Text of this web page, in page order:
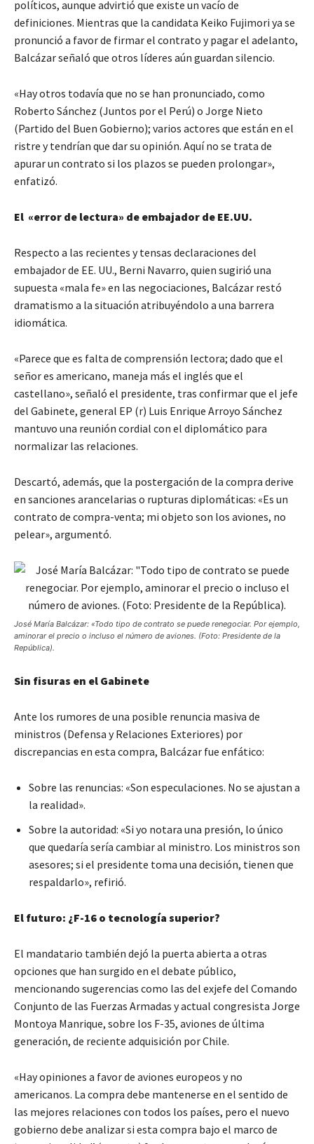
políticos, aunque advirtió que existe un vacío de
definiciones. Mientras que la candidata Keiko Fujimori ya se
pronunció a favor de firmar el contrato y pagar el adelanto,
Balcázar señaló que otros líderes aún guardan silencio.
«Hay otros todavía que no se han pronunciado, como
Roberto Sánchez (Juntos por el Perú) o Jorge Nieto
(Partido del Buen Gobierno); varios actores que están en el
ristre y tendrían que dar su opinión. Aquí no se trata de
apurar un contrato si los plazos se pueden prolongar»,
enfatizó.
El «error de lectura» de embajador de EE.UU.
Respecto a las recientes y tensas declaraciones del
embajador de EE. UU., Berni Navarro, quien sugirió una
supuesta «mala fe» en las negociaciones, Balcázar restó
dramatismo a la situación atribuyéndolo a una barrera
idiomática.
«Parece que es falta de comprensión lectora; dado que el
señor es americano, maneja más el inglés que el
castellano», señaló el presidente, tras confirmar que el jefe
del Gabinete, general EP (r) Luis Enrique Arroyo Sánchez
mantuvo una reunión cordial con el diplomático para
normalizar las relaciones.
Descartó, además, que la postergación de la compra derive
en sanciones arancelarias o rupturas diplomáticas: «Es un
contrato de compra-venta; mi objeto son los aviones, no
pelear», argumentó.
José María Balcázar: «Todo tipo de contrato se puede renegociar. Por ejemplo,
aminorar el precio o incluso el número de aviones. (Foto: Presidente de la
República).
Sin fisuras en el Gabinete
Ante los rumores de una posible renuncia masiva de
ministros (Defensa y Relaciones Exteriores) por
discrepancias en esta compra, Balcázar fue enfático:
Sobre las renuncias: «Son especulaciones. No se ajustan a
la realidad».
Sobre la autoridad: «Si yo notara una presión, lo único
que quedaría sería cambiar al ministro. Los ministros son
asesores; si el presidente toma una decisión, tienen que
respaldarlo», refirió.
El futuro: ¿F-16 o tecnología superior?
El mandatario también dejó la puerta abierta a otras
opciones que han surgido en el debate público,
mencionando sugerencias como las del exjefe del Comando
Conjunto de las Fuerzas Armadas y actual congresista Jorge
Montoya Manrique, sobre los F-35, aviones de última
generación, de reciente adquisición por Chile.
«Hay opiniones a favor de aviones europeos y no
americanos. La compra debe mantenerse en el sentido de
las mejores relaciones con todos los países, pero el nuevo
gobierno debe analizar si esta compra bajo el marco de